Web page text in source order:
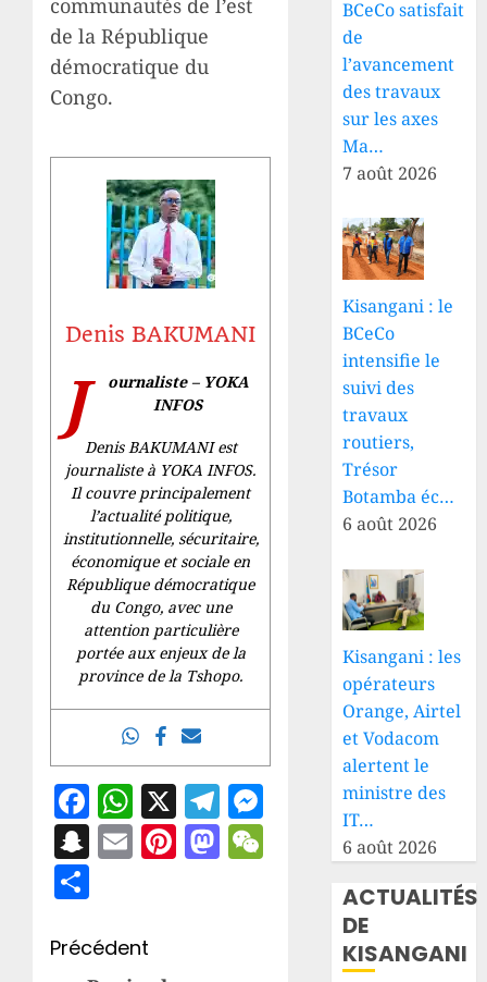
communautés de l’est
de la République
démocratique du
Congo.
Denis BAKUMANI
J
ournaliste – YOKA
INFOS
Denis BAKUMANI est
journaliste à YOKA INFOS.
Il couvre principalement
l’actualité politique,
institutionnelle, sécuritaire,
économique et sociale en
République démocratique
du Congo, avec une
attention particulière
portée aux enjeux de la
province de la Tshopo.
Facebook
WhatsApp
X Telegram
Messenger
Snapchat
EmailPinterest
Mastodon
WeChat
Navigation
Précédent
BCeCo satisfait
de
l’avancement
des travaux
sur les axes
Ma…
7 août 2026
Kisangani : le
BCeCo
intensifie le
suivi des
travaux
routiers,
Trésor
Botamba éc…
6 août 2026
Kisangani : les
opérateurs
Orange, Airtel
et Vodacom
alertent le
ministre des
IT…
6 août 2026
ACTUALITÉS
DE
KISANGANI